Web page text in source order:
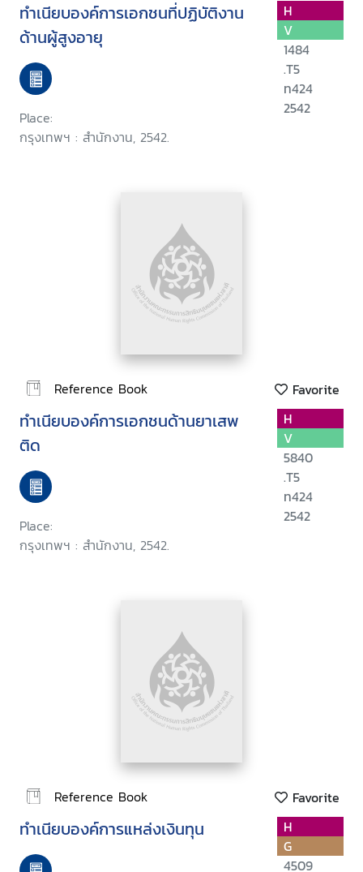
ทำเนียบองค์การเอกชนที่ปฏิบัติงาน
ด้านผู้สูงอายุ
Place:
กรุงเทพฯ : สำนักงาน, 2542.
H
V
1484
.T5
ท424
2542
Reference Book Favorite
ทำเนียบองค์การเอกชนด้านยาเสพ
ติด
Place:
กรุงเทพฯ : สำนักงาน, 2542.
H
V
5840
.T5
ท424
2542
Reference Book Favorite
ทำเนียบองค์การแหล่งเงินทุน
H
G
4509